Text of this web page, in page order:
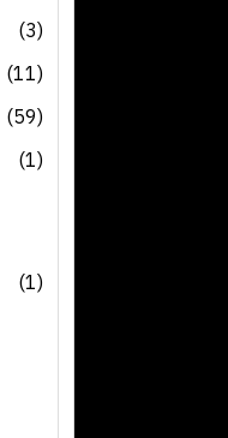
(3)
(11)
(59)
(1)
(1)